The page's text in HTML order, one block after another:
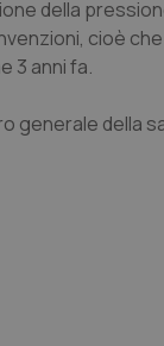
della
cioè
3 anni fa.
generale della
I cookie necessari
e l'accesso alle aree